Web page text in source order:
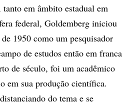
em âmbito estadual em
federal, Goldemberg iniciou
1950 como um pesquisador
de estudos então em franca
de século, foi um acadêmico
em sua produção científica.
do tema e se